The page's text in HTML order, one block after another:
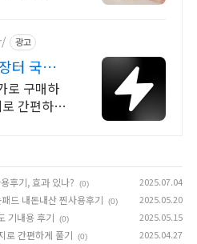
광고
터 국내
로 구매하
간편하게!
후기, 효과 있나?
(0) 2025.07.04
드 내돈내산 찐사용후기 (0) 2025.05.20
기내용 후기 (0) 2025.05.15
로 간편하게 풀기 (0) 2025.04.27